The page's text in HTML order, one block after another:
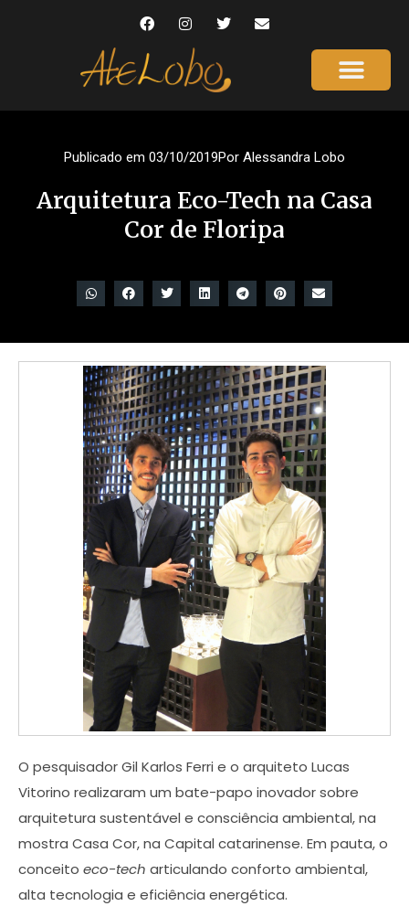
Publicado em 03/10/2019Por Alessandra Lobo
Arquitetura Eco-Tech na Casa
Cor de Floripa
O pesquisador Gil Karlos Ferri e o arquiteto Lucas
Vitorino realizaram um bate-papo inovador sobre
arquitetura sustentável e consciência ambiental, na
mostra Casa Cor, na Capital catarinense. Em pauta, o
conceito eco-tech articulando conforto ambiental,
alta tecnologia e eficiência energética.